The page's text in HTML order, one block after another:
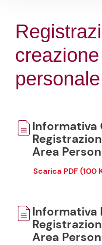
Registrazione e
personale
Informativa Completa
Area
Scarica PDF (100
Informativa Essenziale
Area